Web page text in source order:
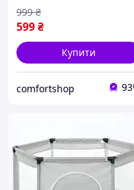
599₴
999 ₴
Купити
comfortshop